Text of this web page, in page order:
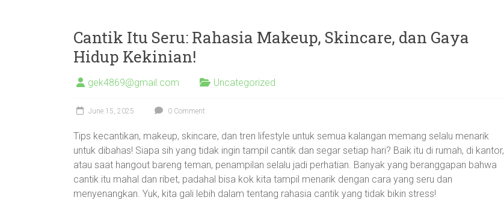
Cantik Itu Seru: Rahasia Makeup, Skincare, dan Gaya
Hidup Kekinian!
gek4869@gmail.com Uncategorized
June 15, 2025 0 Comment
Tips kecantikan, makeup, skincare, dan tren lifestyle untuk semua kalangan memang selalu menarik
untuk dibahas! Siapa sih yang tidak ingin tampil cantik dan segar setiap hari? Baik itu di rumah, di kantor,
atau saat hangout bareng teman, penampilan selalu jadi perhatian. Banyak yang beranggapan bahwa
cantik itu mahal dan ribet, padahal bisa kok kita tampil menarik dengan cara yang seru dan
menyenangkan. Yuk, kita gali lebih dalam tentang rahasia cantik yang tidak bikin stress!